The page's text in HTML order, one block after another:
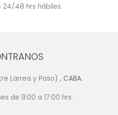
24/48 hrs hábiles.
Larrea y Paso) , CABA.
de 9:00 a 17:00 hrs.